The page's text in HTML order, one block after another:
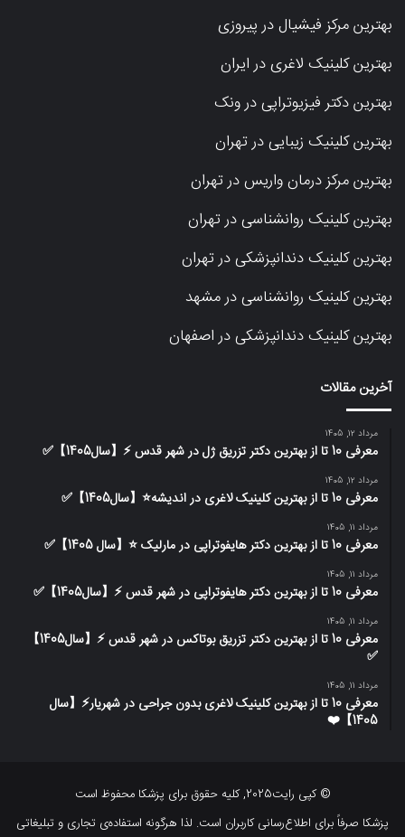
بهترین مرکز فیشیال در پیروزی
بهترین کلینیک لاغری در ایران
بهترین دکتر فیزیوتراپی در ونک
بهترین کلینیک زیبایی در تهران
بهترین مرکز درمان واریس در تهران
بهترین کلینیک روانشناسی در تهران
بهترین کلینیک دندانپزشکی در تهران
بهترین کلینیک روانشناسی در مشهد
بهترین کلینیک دندانپزشکی در اصفهان
آخرین مقالات
مرداد 12, 1405
معرفی 10 تا از بهترین دکتر تزریق ژل در شهر قدس ⚡️【سال1405】✅
مرداد 12, 1405
معرفی 10 تا از بهترین کلینیک لاغری در اندیشه⭐【سال1405】✅
مرداد 11, 1405
معرفی 10 تا از بهترین دکتر هایفوتراپی در مارلیک ⭐【سال 1405】✅
مرداد 11, 1405
معرفی 10 تا از بهترین دکتر هایفوتراپی در شهر قدس ⚡️【سال1405】✅
مرداد 11, 1405
معرفی 10 تا از بهترین دکتر تزریق بوتاکس در شهر قدس ⚡️【سال1405】
✅
مرداد 11, 1405
معرفی 10 تا از بهترین کلینیک لاغری بدون جراحی در شهریار⚡【سال
1405】❤️
© کپی رایت2025, کلیه حقوق برای پزشکا محفوظ است
پزشکا صرفاً برای اطلاع‌رسانی کاربران است. لذا هرگونه استفاده‌ی تجاری و تبلیغاتی